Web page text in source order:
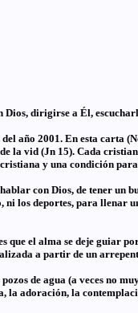
Dios, dirigirse a Él,
año 2001. En esta carta
la vid (Jn 15). Cada
y una condición
con Dios, de tener un
los deportes, para llenar
el alma se deje guiar
a partir de un
de agua (a veces no
la adoración, la